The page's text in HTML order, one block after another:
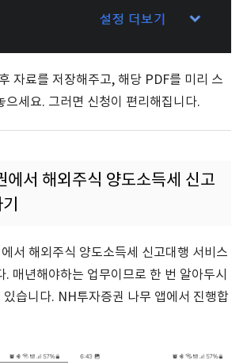
자료를 저장해주고, 해당 PDF를 미리 스
으세요. 그러면 신청이 편리해집니다.
에서 해외주식 양도소득세 신고
서 해외주식 양도소득세 신고대행 서비스
. 매년해야하는 업무이므로 한 번 알아두시
있습니다. NH투자증권 나무 앱에서 진행합